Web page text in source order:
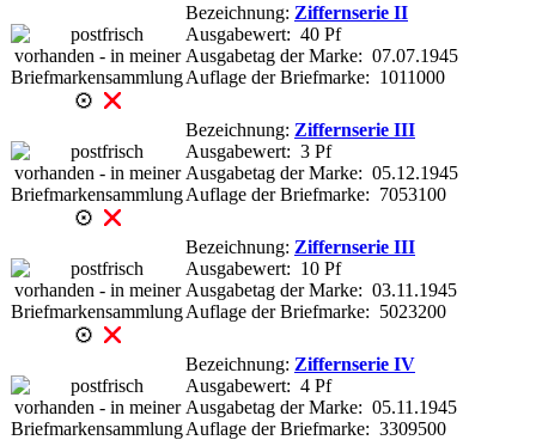
Bezeichnung: Ziffernserie II
Ausgabewert: 40 Pf
Ausgabetag der Marke: 07.07.1945
Auflage der Briefmarke: 1011000
Bezeichnung: Ziffernserie III
Ausgabewert: 3 Pf
Ausgabetag der Marke: 05.12.1945
Auflage der Briefmarke: 7053100
Bezeichnung: Ziffernserie III
Ausgabewert: 10 Pf
Ausgabetag der Marke: 03.11.1945
Auflage der Briefmarke: 5023200
Bezeichnung: Ziffernserie IV
Ausgabewert: 4 Pf
Ausgabetag der Marke: 05.11.1945
Auflage der Briefmarke: 3309500